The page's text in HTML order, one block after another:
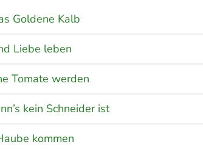
Goldene Kalb
Liebe leben
Tomate werden
kein Schneider ist
kommen